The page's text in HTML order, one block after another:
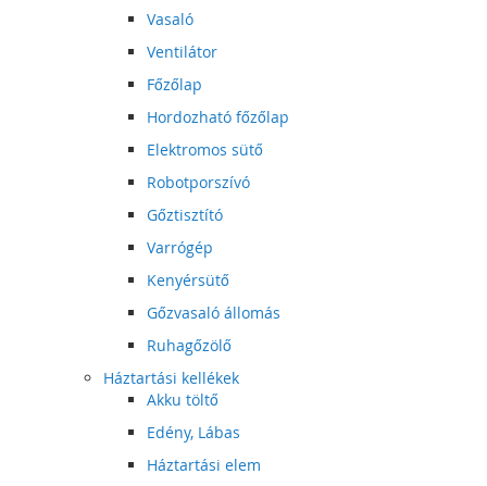
Vasaló
Ventilátor
Főzőlap
Hordozható főzőlap
Elektromos sütő
Robotporszívó
Gőztisztító
Varrógép
Kenyérsütő
Gőzvasaló állomás
Ruhagőzölő
Háztartási kellékek
Akku töltő
Edény, Lábas
Háztartási elem